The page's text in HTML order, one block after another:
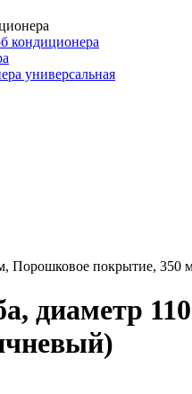
кондиционера
универсальная
Порошковое покрытие,
диаметр